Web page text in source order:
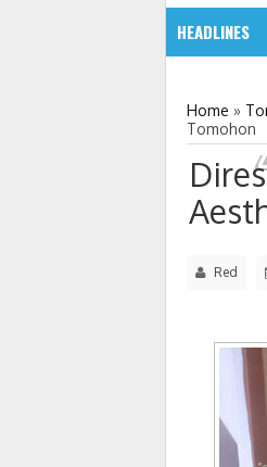
HEADLINES
Home »
Tomohon
Red